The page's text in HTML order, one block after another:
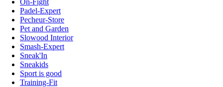
Padel-Expert
Pecheur-Store
Pet and Garden
Slowood Interior
Smash-Expert
Sneak'In
Sneakids
Sport is good
Training-Fit